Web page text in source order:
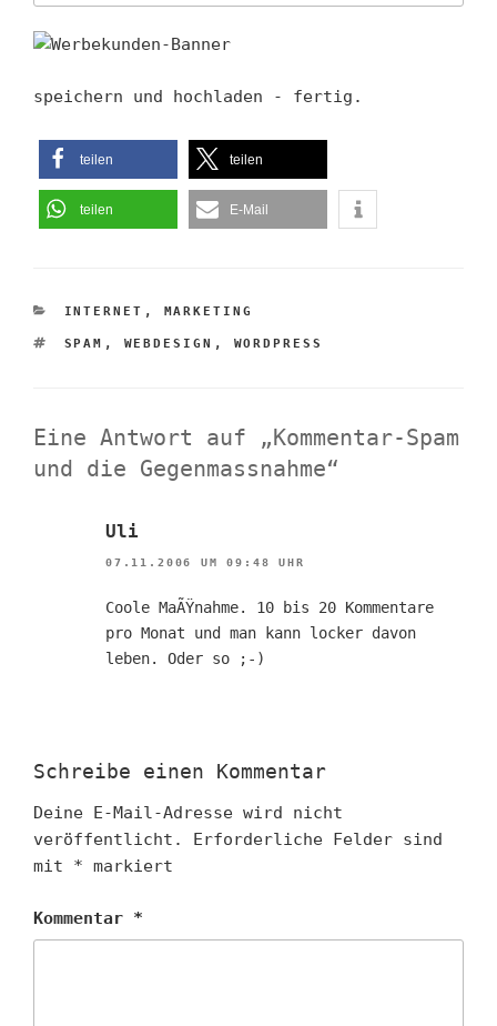
speichern und hochladen - fertig.
teilen teilen
teilen E-Mail
KATEGORIEN
INTERNET , MARKETING
SCHLAGWÖRTER
SPAM , WEBDESIGN , WORDPRESS
Eine Antwort auf „Kommentar-Spam
und die Gegenmassnahme“
Uli
07.11.2006 UM 09:48 UHR
Coole MaÃŸnahme. 10 bis 20 Kommentare
pro Monat und man kann locker davon
leben. Oder so ;-)
Schreibe einen Kommentar
Deine E-Mail-Adresse wird nicht
veröffentlicht.
Erforderliche Felder sind
mit * markiert
Kommentar *